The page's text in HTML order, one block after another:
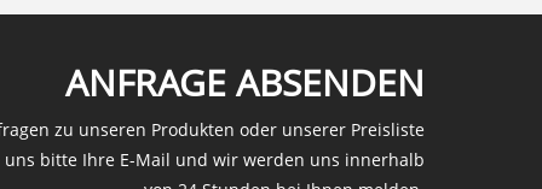
ANFRAGE ABSENDEN
zu unseren Produkten oder unserer Preisliste
uns bitte Ihre E-Mail und wir werden uns innerhalb